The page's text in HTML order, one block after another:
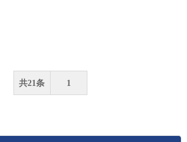
共21条 1